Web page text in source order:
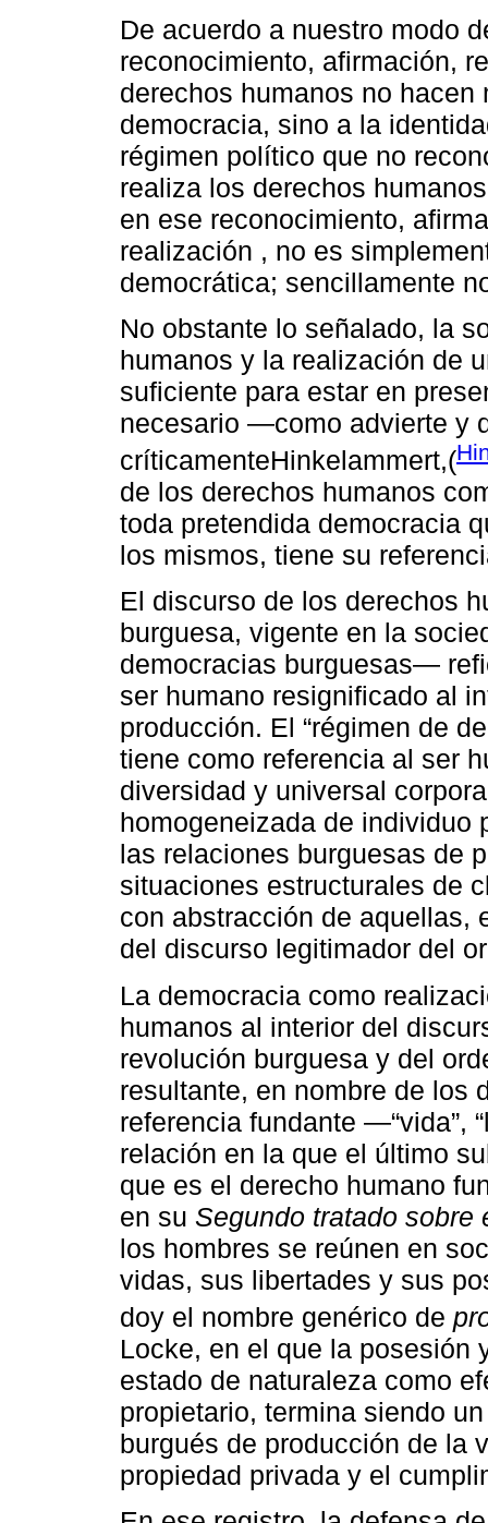
De acuerdo a nuestro modo
reconocimiento, afirmación,
derechos humanos no hacen
democracia, sino a la
régimen político que no
realiza los derechos
en ese reconocimiento,
realización , no es
democrática; sencillamente
No obstante lo señalado, la
humanos y la realización de
suficiente para estar en
necesario ―como advierte y
críticamenteHinkelammert,(
de los derechos humanos
toda pretendida democracia
los mismos, tiene su
El discurso de los derechos
burguesa, vigente en la
democracias burguesas―
ser humano resignificado al
producción. El “régimen de
tiene como referencia al ser
diversidad y universal
homogeneizada de individuo
las relaciones burguesas de
situaciones estructurales de
con abstracción de aquellas,
del discurso legitimador del
La democracia como
humanos al interior del
revolución burguesa y del
resultante, en nombre de los
referencia fundante ―“vida”,
relación en la que el último
que es el derecho humano
en su Segundo tratado sobre
los hombres se reúnen en
vidas, sus libertades y sus
doy el nombre genérico de
Locke, en el que la posesión
estado de naturaleza como
propietario, termina siendo
burgués de producción de la
propiedad privada y el